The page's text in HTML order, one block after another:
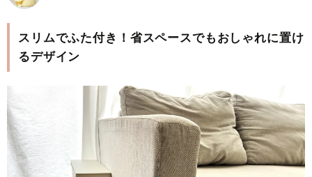
スリムでふた付き！省スペースでもおしゃれに置け
るデザイン